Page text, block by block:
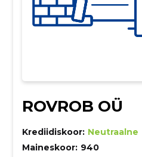
ROVROB OÜ
Krediidiskoor: Neutraalne
Maineskoor: 940